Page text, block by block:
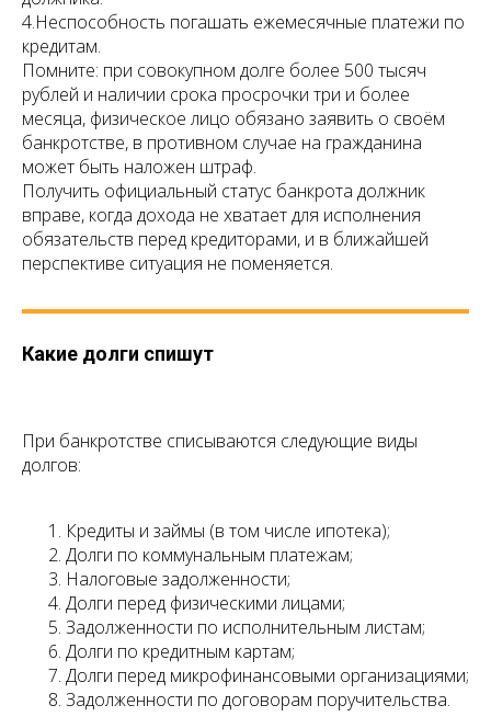
4.Неспособность погашать ежемесячные платежи по
кредитам.
Помните: при совокупном долге более 500 тысяч
рублей и наличии срока просрочки три и более
месяца, физическое лицо обязано заявить о своём
банкротстве, в противном случае на гражданина
может быть наложен штраф.
Получить официальный статус банкрота должник
вправе, когда дохода не хватает для исполнения
обязательств перед кредиторами, и в ближайшей
перспективе ситуация не поменяется.
Какие долги спишут
При банкротстве списываются следующие виды
долгов:
Кредиты и займы (в том числе ипотека);
Долги по коммунальным платежам;
Налоговые задолженности;
Долги перед физическими лицами;
Задолженности по исполнительным листам;
Долги по кредитным картам;
Долги перед микрофинансовыми организациями;
Задолженности по договорам поручительства.